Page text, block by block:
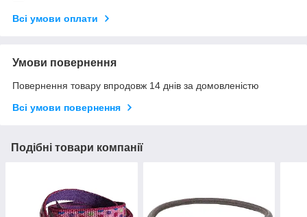
Всі умови оплати
Умови повернення
Повернення товару впродовж 14 днів за домовленістю
Всі умови повернення
Подібні товари компанії